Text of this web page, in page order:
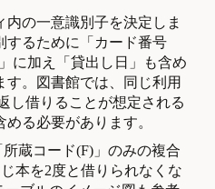
内の一意識別子を決定しま
するために「カード番号
に加え「貸出し日」も含め
す。図書館では、同じ利用
し借りることが想定される
る必要があります。
所蔵コード(F)」のみの複合
本を2度と借りられなくな